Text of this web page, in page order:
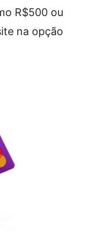
R$500 ou
na opção